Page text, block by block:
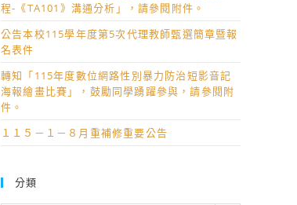
程-《TA101》溝通分析」，請參閱附件。
公告本校115學年度第5次代理教師甄選簡章暨報
名表件
轉知「115年度數位網路性別暴力防治短影音記
海報繪畫比賽」，鼓勵同學踴躍參與，請參閱附
件。
１１５－１－８月重補修重要公告
分類